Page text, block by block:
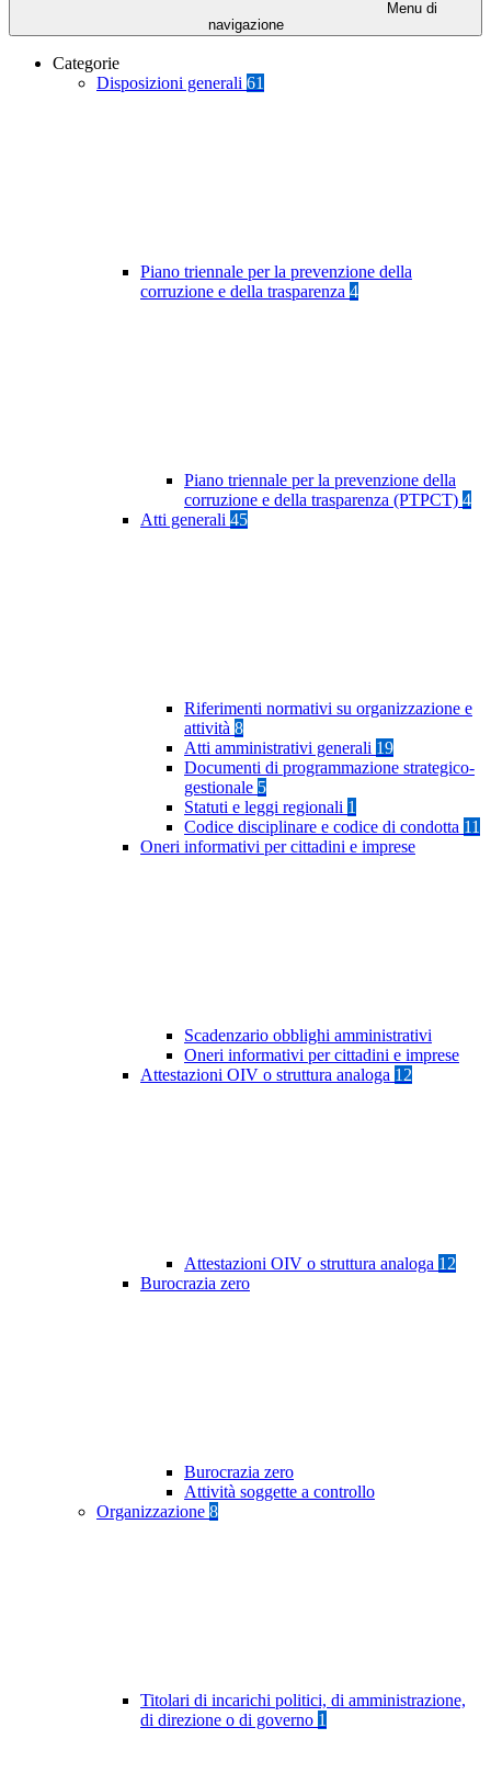
Menu di
navigazione
Categorie
Disposizioni generali 61
Piano triennale per la prevenzione della
corruzione e della trasparenza 4
Piano triennale per la prevenzione della
corruzione e della trasparenza (PTPCT) 4
Atti generali 45
Riferimenti normativi su organizzazione e
attività 8
Atti amministrativi generali 19
Documenti di programmazione strategico-
gestionale 5
Statuti e leggi regionali 1
Codice disciplinare e codice di condotta 11
Oneri informativi per cittadini e imprese
Scadenzario obblighi amministrativi
Oneri informativi per cittadini e imprese
Attestazioni OIV o struttura analoga 12
Attestazioni OIV o struttura analoga 12
Burocrazia zero
Burocrazia zero
Attività soggette a controllo
Organizzazione 8
Titolari di incarichi politici, di amministrazione,
di direzione o di governo 1